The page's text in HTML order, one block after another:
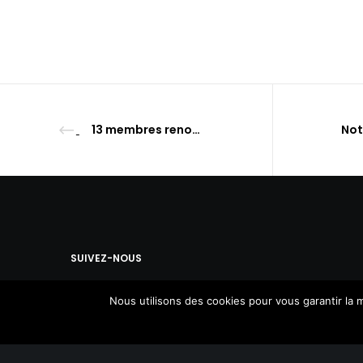
13 membres renouvellent leur label Solid’R avec succès
SUIVEZ-NOUS
Nous utilisons des cookies pour vous garantir